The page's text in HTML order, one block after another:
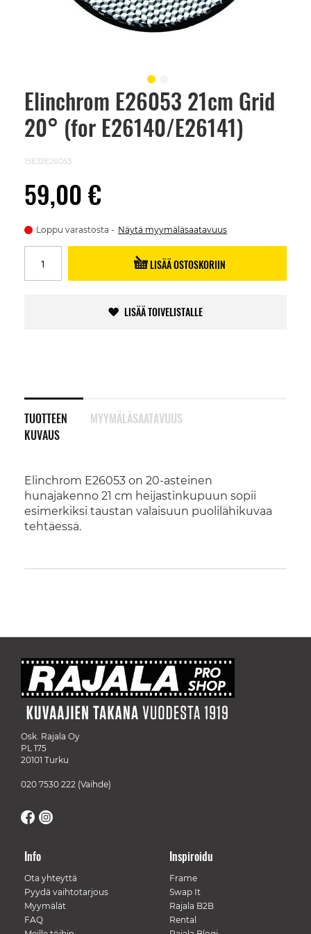
Elinchrom E26053 21cm Grid
20° (for E26140/E26141)
15E32E26053
59,00 €
Loppu varastosta Näytä myymäläsaatavuus
LISÄÄ OSTOSKORIIN
LISÄÄ TOIVELISTALLE
TUOTTEEN
KUVAUS
Elinchrom E26053 on 20-asteinen
hunajakenno 21 cm heijastinkupuun sopii
esimerkiksi taustan valaisuun puolilähikuvaa
tehtäessä.
MYYMÄLÄSAATAVUUS
Skip
beginning
images
Osk. Rajala Oy
PL 175
20101 Turku
020 7530 222 (Vaihde)
Info
Ota yhteyttä
Pyydä vaihtotarjous
Myymälät
FAQ
Inspiroidu
Frame
Swap It
Rajala B2B
Rental